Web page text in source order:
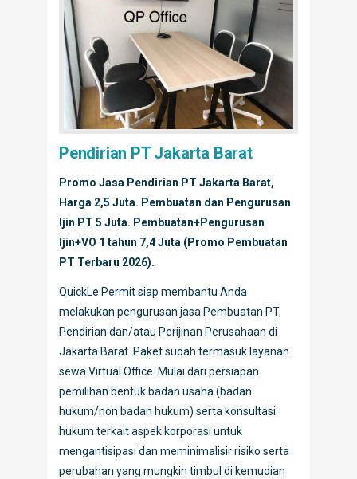
Pendirian PT Jakarta Barat
Promo Jasa Pendirian PT Jakarta Barat,
Harga 2,5 Juta. Pembuatan dan Pengurusan
Ijin PT 5 Juta. Pembuatan+Pengurusan
Ijin+VO 1 tahun 7,4 Juta (Promo Pembuatan
PT Terbaru 2026).
QuickLe Permit siap membantu Anda
melakukan pengurusan jasa Pembuatan PT,
Pendirian dan/atau Perijinan Perusahaan di
Jakarta Barat. Paket sudah termasuk layanan
sewa Virtual Office. Mulai dari persiapan
pemilihan bentuk badan usaha (badan
hukum/non badan hukum) serta konsultasi
hukum terkait aspek korporasi untuk
mengantisipasi dan meminimalisir risiko serta
perubahan yang mungkin timbul di kemudian